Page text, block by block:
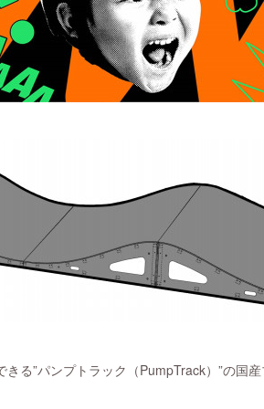
る”パンプトラック（PumpTrack）”の国